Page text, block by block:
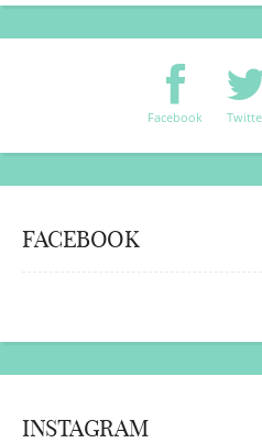
Facebook
FACEBOOK
INSTAGRAM